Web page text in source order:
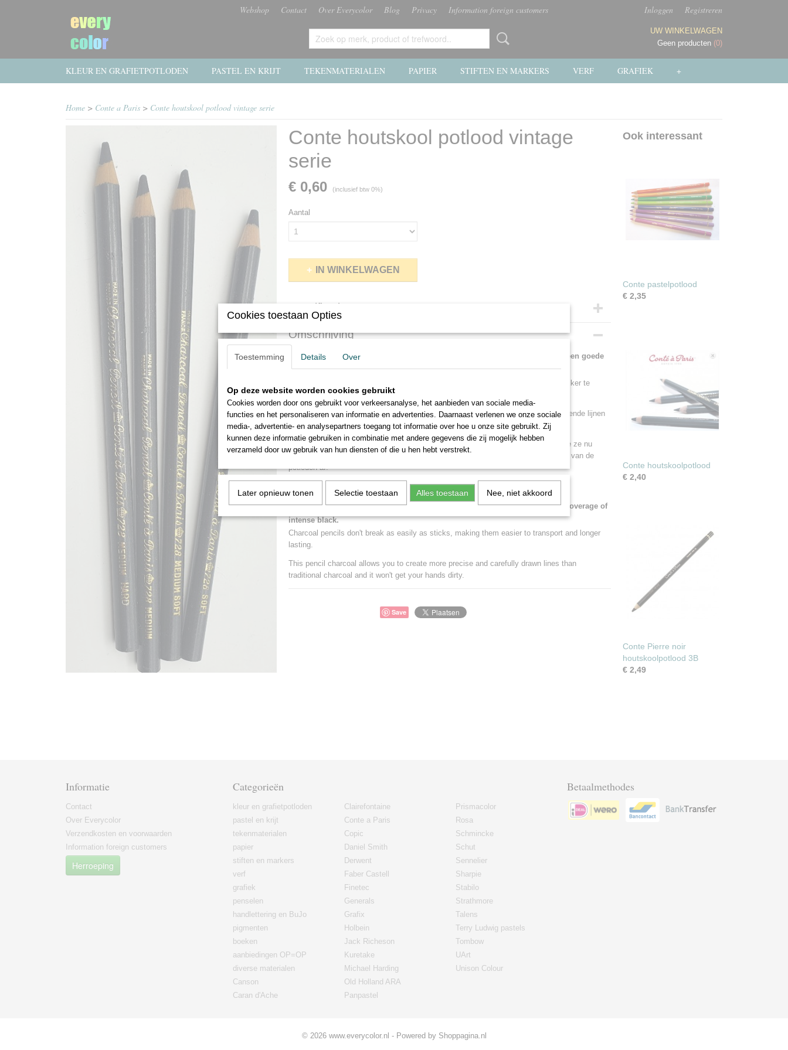
Webshop Contact Over Everycolor Blog Privacy Information foreign customers Inloggen Registreren
UW WINKELWAGEN
Geen producten (0)
KLEUR EN GRAFIETPOTLODEN PASTEL EN KRIJT TEKENMATERIALEN PAPIER STIFTEN EN MARKERS VERF GRAFIEK +
Home > Conte a Paris > Conte houtskool potlood vintage serie
Conte houtskool potlood vintage
serie
€ 0,60 (inclusief btw 0%)
Aantal
IN WINKELWAGEN
Specificaties
Bruto gewicht
Omschrijving
Conte houtskool potlood in de hardheid HB Dit fijne houtskoolpotlood geeft een goede
dekking van intens zwart.
Houtskoolpotloden breken niet zo gemakkelijk als staafjes, waardoor ze gemakkelijker te
vervoeren zijn en langer meegaan.
Dit houtskool in potloodvorm zorgt ervoor dat je nauwkeurigere en zorgvuldig getekende lijnen
maakt dan traditionele houtskool en het maakt de handen niet vuil.
Van deze potloden kochten we een grote partij iets oudere potloden in waardoor we ze nu
extra voordelig kunnen aanbieden. De ouderdom doet echter niets aan de kwaliteit van de
potloden af.
* * * * * * * * * *
Conté charcoal pencil in hardness HB This fine charcoal pencil gives good coverage of
intense black.
Charcoal pencils don't break as easily as sticks, making them easier to transport and longer
lasting.
This pencil charcoal allows you to create more precise and carefully drawn lines than
traditional charcoal and it won't get your hands dirty.
Save
Ook interessant
Conte pastelpotlood
€ 2,35
Conte houtskoolpotlood
€ 2,40
Conte Pierre noir
houtskoolpotlood 3B
€ 2,49
Informatie
Contact
Over Everycolor
Verzendkosten en voorwaarden
Information foreign customers
Herroeping
Categorieën
kleur en grafietpotloden
pastel en krijt
tekenmaterialen
papier
stiften en markers
verf
grafiek
penselen
handlettering en BuJo
pigmenten
boeken
aanbiedingen OP=OP
diverse materialen
Canson
Caran d'Ache
Clairefontaine
Conte a Paris
Copic
Daniel Smith
Derwent
Faber Castell
Finetec
Generals
Grafix
Holbein
Jack Richeson
Kuretake
Michael Harding
Old Holland ARA
Panpastel
Prismacolor
Rosa
Schmincke
Schut
Sennelier
Sharpie
Stabilo
Strathmore
Talens
Terry Ludwig pastels
Tombow
UArt
Unison Colour
Betaalmethodes
© 2026 www.everycolor.nl - Powered by Shoppagina.nl
Cookies toestaan Opties
Toestemming Details Over
Op deze website worden cookies gebruikt
Cookies worden door ons gebruikt voor verkeersanalyse, het aanbieden van sociale media-
functies en het personaliseren van informatie en advertenties. Daarnaast verlenen we onze sociale
media-, advertentie- en analysepartners toegang tot informatie over hoe u onze site gebruikt. Zij
kunnen deze informatie gebruiken in combinatie met andere gegevens die zij mogelijk hebben
verzameld door uw gebruik van hun diensten of die u hen hebt verstrekt.
Later opnieuw tonen Selectie toestaan Alles toestaan Nee, niet akkoord